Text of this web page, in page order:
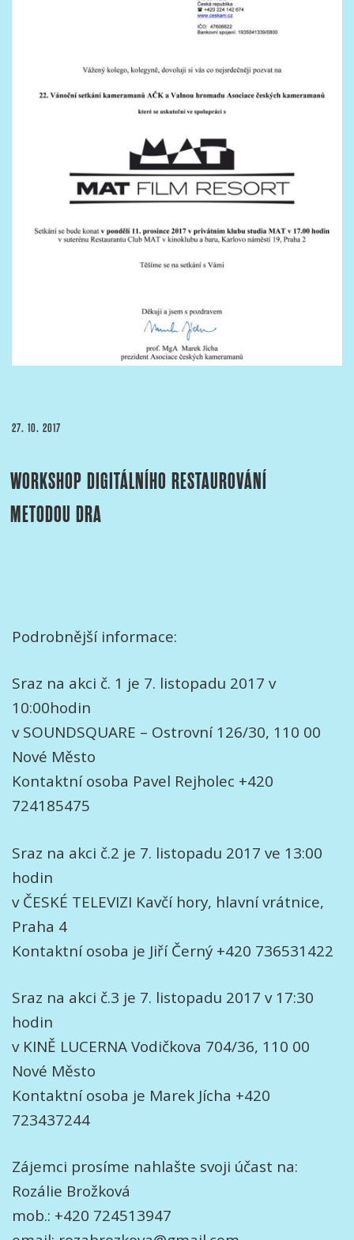
PUBLIKOVÁNO
27. 10. 2017
WORKSHOP DIGITÁLNÍHO RESTAUROVÁNÍ
METODOU DRA
Podrobnější informace:
Sraz na akci č. 1 je 7. listopadu 2017 v
10:00hodin
v SOUNDSQUARE – Ostrovní 126/30, 110 00
Nové Město
Kontaktní osoba Pavel Rejholec +420
724185475
Sraz na akci č.2 je 7. listopadu 2017 ve 13:00
hodin
v ČESKÉ TELEVIZI Kavčí hory, hlavní vrátnice,
Praha 4
Kontaktní osoba je Jiří Černý +420 736531422
Sraz na akci č.3 je 7. listopadu 2017 v 17:30
hodin
v KINĚ LUCERNA Vodičkova 704/36, 110 00
Nové Město
Kontaktní osoba je Marek Jícha +420
723437244
Zájemci prosíme nahlašte svoji účast na:
Rozálie Brožková
mob.: +420 724513947